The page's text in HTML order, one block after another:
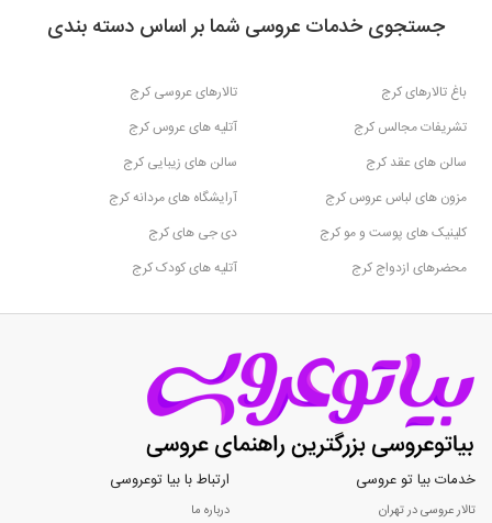
جستجوی خدمات عروسی شما بر اساس دسته بندی
باغ تالارهای کرج
تالارهای عروسی کرج
تشریفات مجالس کرج
آتلیه های عروس کرج
سالن های عقد کرج
سالن های زیبایی کرج
مزون های لباس عروس کرج
آرایشگاه های مردانه کرج
کلینیک های پوست و مو کرج
دی جی های کرج
محضرهای ازدواج کرج
آتلیه های کودک کرج
خدمات بیا تو عروسی
تالار عروسی در تهران
ارتباط با بیا توعروسی
درباره ما